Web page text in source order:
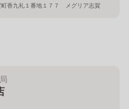
町香九礼１番地１７７ メグリア志賀